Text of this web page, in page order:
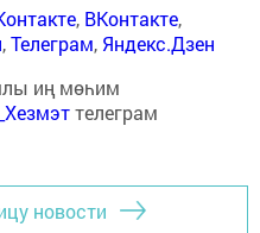
, ВКонтакте,
,Телеграм, Яндекс.Дзен
иң мөһим
телеграм
новости